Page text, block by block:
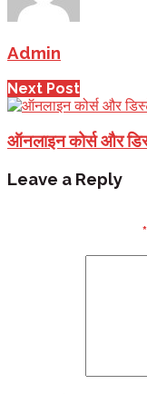
Admin
Next Post
ऑनलाइन कोर्स और
Leave a Reply
*